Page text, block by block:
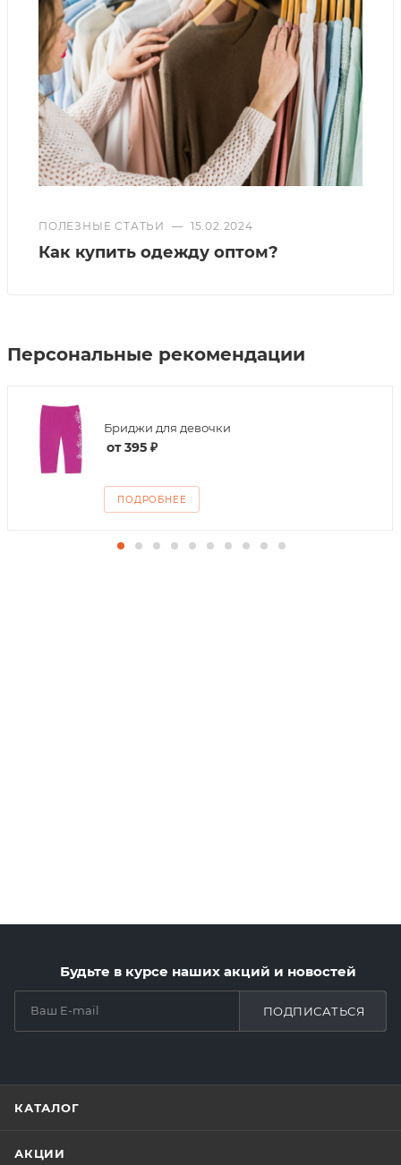
ПОЛЕЗНЫЕ СТАТЬИ — 15.02.2024
Как купить одежду оптом?
Персональные рекомендации
Бриджи для девочки
от395 ₽
ПОДРОБНЕЕ
Будьте в курсе наших акций и новостей
ПОДПИСАТЬСЯ
КАТАЛОГ
АКЦИИ